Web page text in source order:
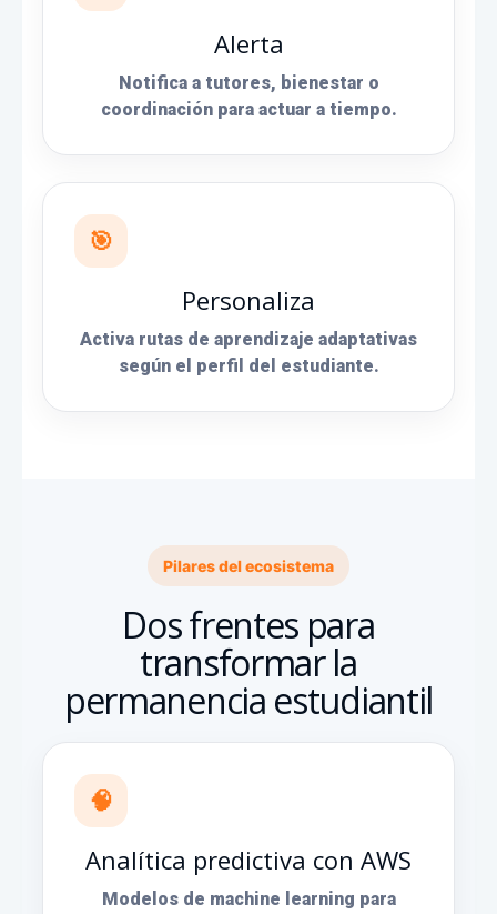
Alerta
Notifica a tutores, bienestar o
coordinación para actuar a tiempo.
🎯
Personaliza
Activa rutas de aprendizaje adaptativas
según el perfil del estudiante.
Pilares del ecosistema
Dos frentes para
transformar la
permanencia estudiantil
🧠
Analítica predictiva con AWS
Modelos de machine learning para